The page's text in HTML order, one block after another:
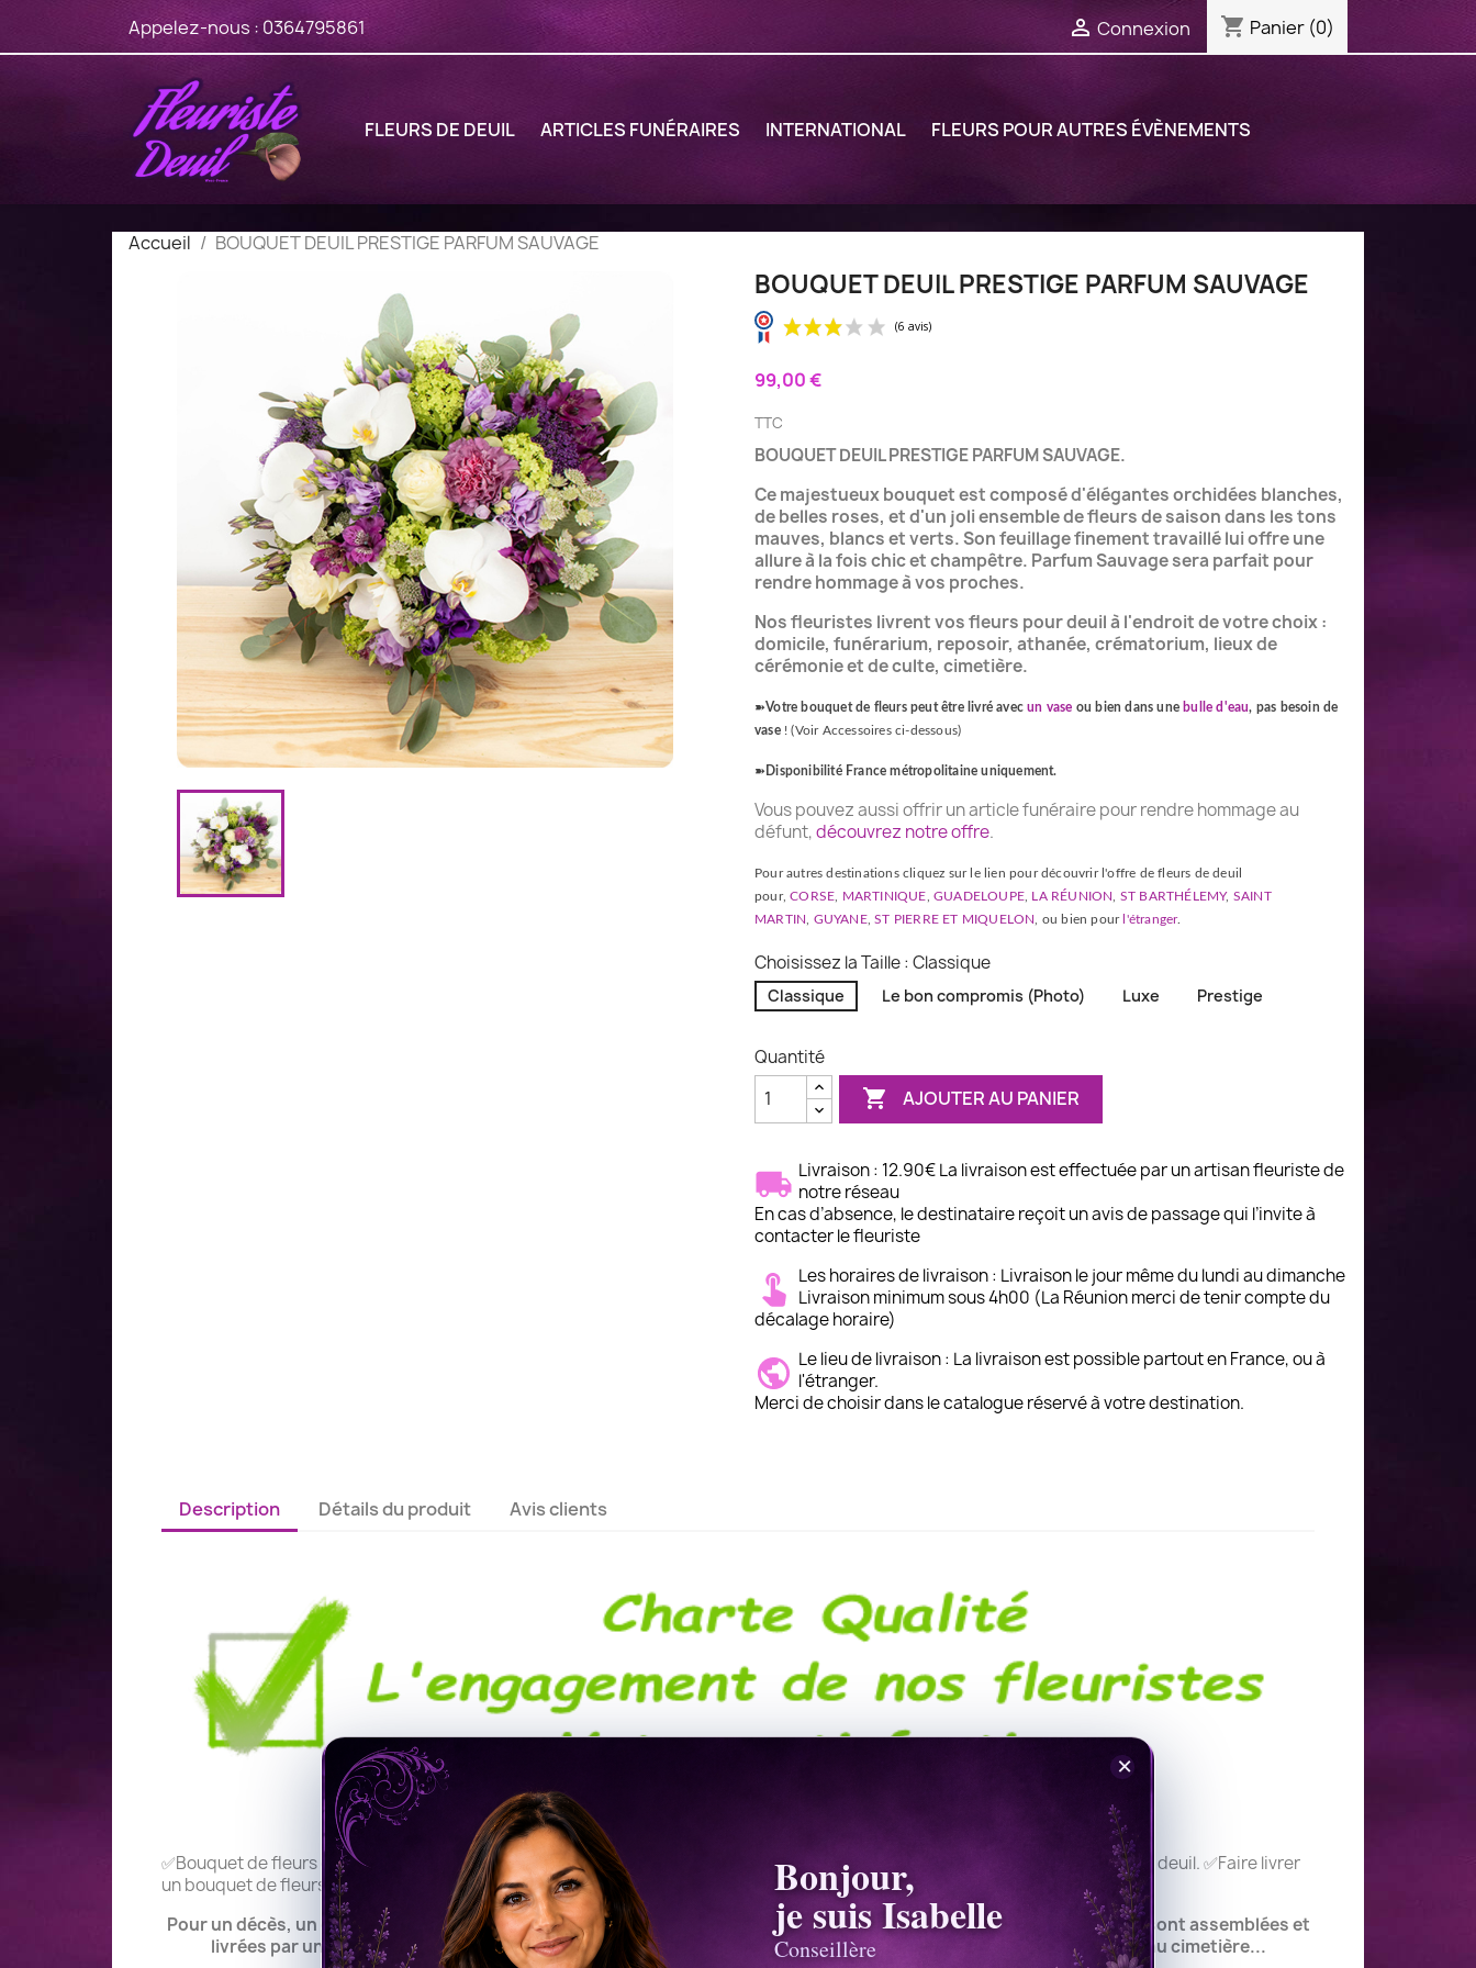
Appelez-nous : 0364795861  Connexion shopping_cart Panier (0)
FLEURS DE DEUIL ARTICLES FUNÉRAIRES INTERNATIONAL FLEURS POUR AUTRES ÉVÈNEMENTS
Accueil BOUQUET DEUIL PRESTIGE PARFUM SAUVAGE
BOUQUET DEUIL PRESTIGE PARFUM SAUVAGE
99,00 €
TTC
BOUQUET DEUIL PRESTIGE PARFUM SAUVAGE.
Ce majestueux bouquet est composé d'élégantes orchidées blanches,
de belles roses, et d'un joli ensemble de fleurs de saison dans les tons
mauves, blancs et verts. Son feuillage finement travaillé lui offre une
allure à la fois chic et champêtre. Parfum Sauvage sera parfait pour
rendre hommage à vos proches.
Nos fleuristes livrent vos fleurs pour deuil à l'endroit de votre choix :
domicile, funérarium, reposoir, athanée, crématorium, lieux de
cérémonie et de culte, cimetière.
➽Votre bouquet de fleurs peut être livré avecun vase ou bien dans une bulle d'eau, pas besoin de
vase! (Voir Accessoires ci-dessous)
➽ Disponibilité France métropolitaine uniquement.
Vous pouvez aussi offrir un article funéraire pour rendre hommage au
défunt,découvrez notre offre.
Pour autres destinations cliquez sur le lien pour découvrir l'offre de fleurs de deuil
pour,CORSE MARTINIQUE ,GUADELOUPE LA RÉUNION ST BARTHÉLEMY, SAINT
MARTIN
GUYANE,ST PIERRE ET MIQUELON , ou bien pour l'étranger.
Choisissez la Taille : Classique
Classique Le bon compromis (Photo) Luxe Prestige
Quantité
 AJOUTER AU PANIER
Livraison : 12.90€ La livraison est effectuée par un artisan fleuriste de
notre réseau
En cas d’absence, le destinataire reçoit un avis de passage qui l’invite à
contacter le fleuriste
Les horaires de livraison : Livraison le jour même du lundi au dimanche
Livraison minimum sous 4h00 (La Réunion merci de tenir compte du
décalage horaire)
Le lieu de livraison : La livraison est possible partout en France, ou à
l'étranger.
Merci de choisir dans le catalogue réservé à votre destination.
Description Détails du produit Avis clients
LES BOUQUETS DE DEUIL PRESTIGE
✅Bouquet de fleurs deuil - ✅Bouquet de fleurs obsèques - ✅Bouquet de fleurs pour un enterrement. ✅Envoyer un bouquet de deuil. ✅Faire livrer
un bouquet de fleurs deuil.
Pour un décès, un enterrement ou des obsèques, une crémation, nous réalisons vos compositions de fleurs deuil qui sont assemblées et
livrées par un fleuriste de notre réseau proche du lieu de livraison. Livraison sur les lieux de cérémonie, de culte, au cimetière...
×
Bonjour,
je suis Isabelle
Conseillère